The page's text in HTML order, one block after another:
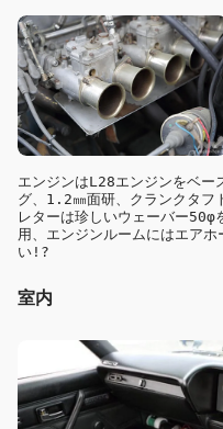
エンジンはL28エンジンをベー
グ、1.2㎜面研、クランクタフ
レターは珍しいウェーバー50φ
用、エンジンルームにはエア
い!?
室内